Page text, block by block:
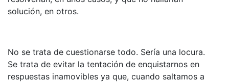
solución, en otros.
No se trata de cuestionarse todo. Sería una locura.
Se trata de evitar la tentación de enquistarnos en
respuestas inamovibles ya que, cuando saltamos a